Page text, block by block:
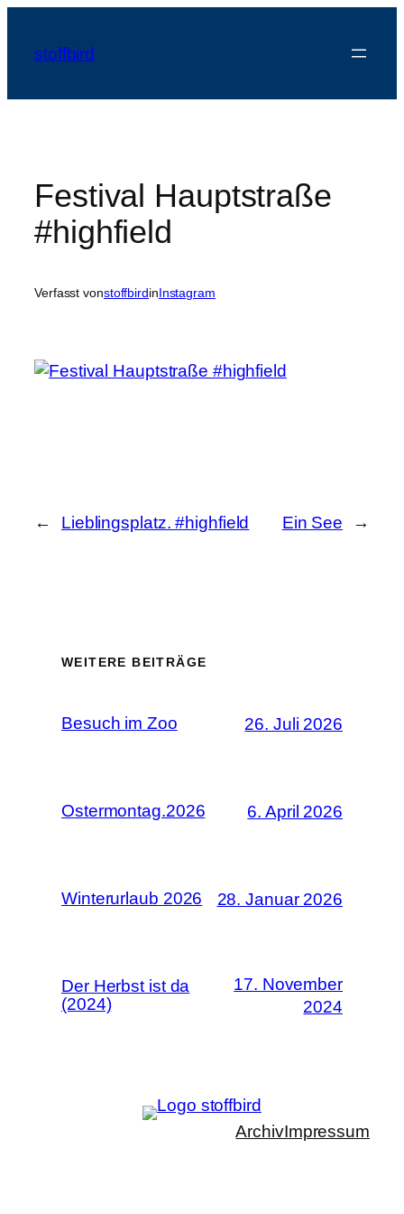
springen
stoffbird
Festival Hauptstraße
#highfield
Verfasst vonstoffbirdinInstagram
← Lieblingsplatz. #highfield Ein See →
WEITERE BEITRÄGE
Besuch im Zoo 26. Juli 2026
Ostermontag.2026 6. April 2026
Winterurlaub 2026 28. Januar 2026
Der Herbst ist da
(2024)
17. November
2024
ArchivImpressum